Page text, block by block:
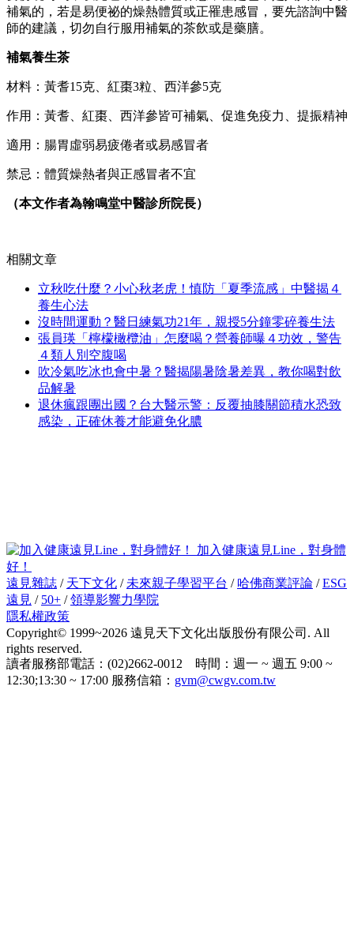
補氣的，若是易便祕的燥熱體質或正罹患感冒，要先諮詢中醫
師的建議，切勿自行服用補氣的茶飲或是藥膳。
補氣養生茶
材料：黃耆15克、紅棗3粒、西洋參5克
作用：黃耆、紅棗、西洋參皆可補氣、促進免疫力、提振精神
適用：腸胃虛弱易疲倦者或易感冒者
禁忌：體質燥熱者與正感冒者不宜
（本文作者為翰鳴堂中醫診所院長）
相關文章
立秋吃什麼？小心秋老虎！慎防「夏季流感」中醫揭４
養生心法
沒時間運動？醫日練氣功21年，親授5分鐘零碎養生法
張員瑛「檸檬橄欖油」怎麼喝？營養師曝４功效，警告
４類人別空腹喝
吹冷氣吃冰也會中暑？醫揭陽暑陰暑差異，教你喝對飲
品解暑
退休瘋跟團出國？台大醫示警：反覆抽膝關節積水恐致
感染，正確休養才能避免化膿
加入健康遠見Line，對身體
好！
遠見雜誌 / 天下文化 / 未來親子學習平台 / 哈佛商業評論 /ESG
遠見 / 50+ /領導影響力學院
隱私權政策
Copyright© 1999~2026 遠見天下文化出版股份有限公司. All
rights reserved.
讀者服務部電話：(02)2662-0012 時間：週一 ~ 週五 9:00 ~
12:30;13:30 ~ 17:00 服務信箱： gvm@cwgv.com.tw